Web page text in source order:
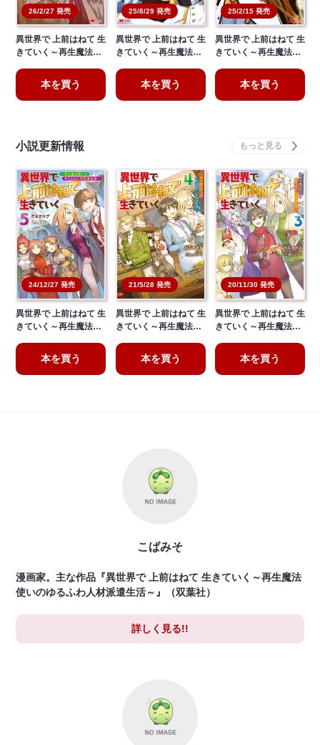
26/2/27 発売
異世界で 上前はねて 生
きていく～再生魔法…
本を買う
25/8/29 発売
異世界で 上前はねて 生
きていく～再生魔法…
本を買う
25/2/15 発売
異世界で 上前はねて 生
きていく～再生魔法…
本を買う
小説更新情報
24/12/27 発売
異世界で 上前はねて 生
きていく～再生魔法…
本を買う
21/5/28 発売
異世界で 上前はねて 生
きていく～再生魔法…
本を買う
20/11/30 発売
異世界で 上前はねて 生
きていく～再生魔法…
本を買う
こばみそ
漫画家。主な作品『異世界で 上前はねて 生きていく～再生魔法
使いのゆるふわ人材派遣生活～』（双葉社）
詳しく見る!!